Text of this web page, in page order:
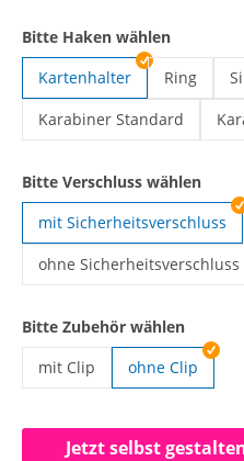
Bitte Haken wählen
Kartenhalter
Ring
Lanyards
Karabiner Standard
Bitte Verschluss wählen
mit Sicherheitsverschluss
ohne Sicherheitsverschluss
Bitte Zubehör wählen
mit Clip
ohne Clip
Jetzt selbst